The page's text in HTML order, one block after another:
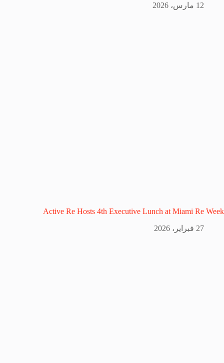
12 مارس، 2026
Active Re Hosts 4th Executive Lunch at Miami Re Week
27 فبراير، 2026